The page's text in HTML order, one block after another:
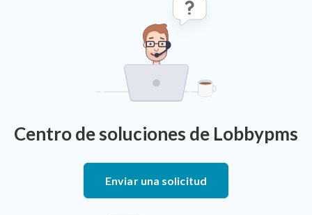
Centro de soluciones de Lobbypms
Enviar una solicitud